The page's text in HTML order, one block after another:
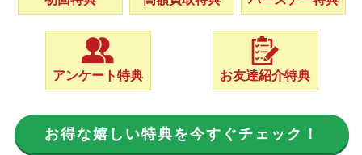
アンケート特典 お友達紹介特典
お得な嬉しい特典を今すぐチェック！